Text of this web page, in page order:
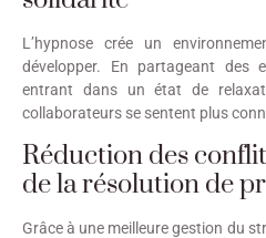
L’hypnose crée un
développer. En partageant des
entrant dans un état de
collaborateurs se sentent plus
Réduction des
de la résolution de
Grâce à une meilleure gestion du